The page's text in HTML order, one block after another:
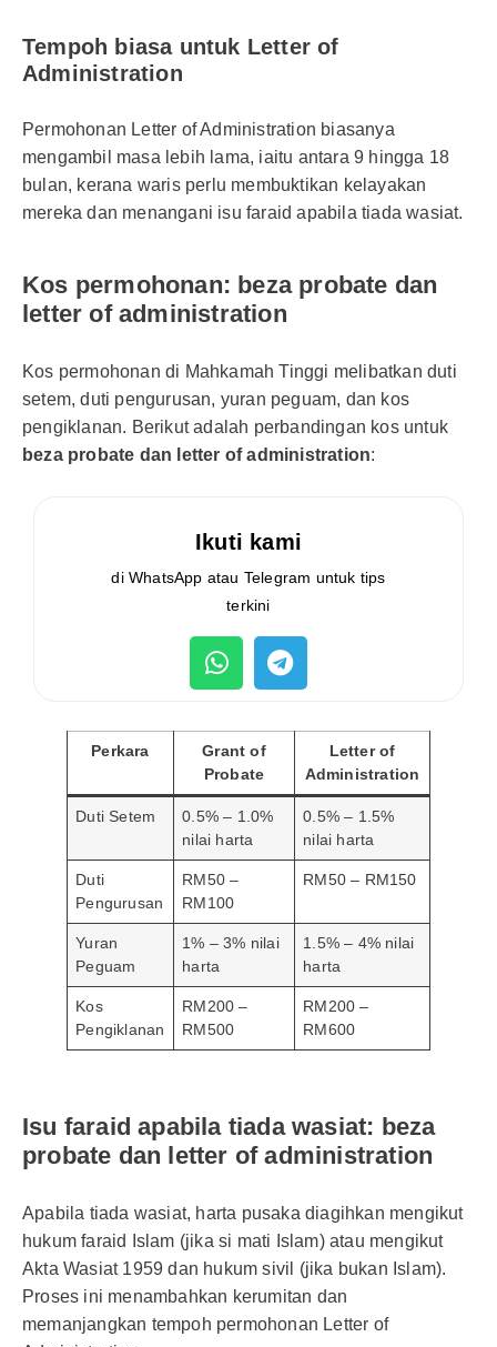
Tempoh biasa untuk Letter of
Administration
Permohonan Letter of Administration biasanya
mengambil masa lebih lama, iaitu antara 9 hingga 18
bulan, kerana waris perlu membuktikan kelayakan
mereka dan menangani isu faraid apabila tiada wasiat.
Kos permohonan: beza probate dan
letter of administration
Kos permohonan di Mahkamah Tinggi melibatkan duti
setem, duti pengurusan, yuran peguam, dan kos
pengiklanan. Berikut adalah perbandingan kos untuk
beza probate dan letter of administration:
Ikuti kami
di WhatsApp atau Telegram untuk tips
terkini
Perkara
Grant of
Probate
Letter of
Administration
Duti Setem
0.5% – 1.0%
nilai harta
0.5% – 1.5%
nilai harta
Duti
Pengurusan
RM50 –
RM100
RM50 – RM150
Yuran
Peguam
1% – 3% nilai
harta
1.5% – 4% nilai
harta
Kos
Pengiklanan
RM200 –
RM500
RM200 –
RM600
Isu faraid apabila tiada wasiat: beza
probate dan letter of administration
Apabila tiada wasiat, harta pusaka diagihkan mengikut
hukum faraid Islam (jika si mati Islam) atau mengikut
Akta Wasiat 1959 dan hukum sivil (jika bukan Islam).
Proses ini menambahkan kerumitan dan
memanjangkan tempoh permohonan Letter of